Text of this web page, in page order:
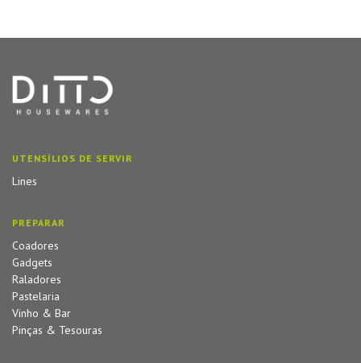
UTENSÍLIOS DE SERVIR
Lines
PREPARAR
Coadores
Gadgets
Raladores
Pastelaria
Vinho & Bar
Pinças & Tesouras